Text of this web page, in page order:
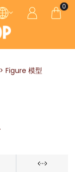
0
Figure 模型